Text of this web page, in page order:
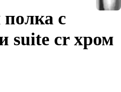
с
suite cr хром